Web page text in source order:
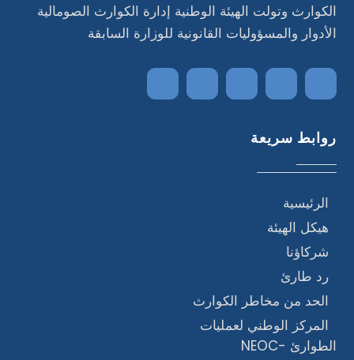
الكوارث وتولت الهيئة الوطنية إدارة الكوارث الصومالية
الأدوار والمسؤوليات القانونية للوزارة السابقة
روابط سريعة
الرئيسية
هيكل الهيئة
شركاؤنا
رد طارئ
الحد من مخاطر الكوارث
المركز الوطني لعمليات
الطوارئ -NEOC